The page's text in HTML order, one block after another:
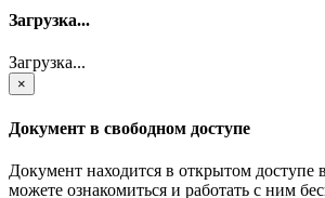
Загрузка...
Загрузка...
×
Документ в свободном доступе
Документ находится в открытом
можете ознакомиться и работать с ним